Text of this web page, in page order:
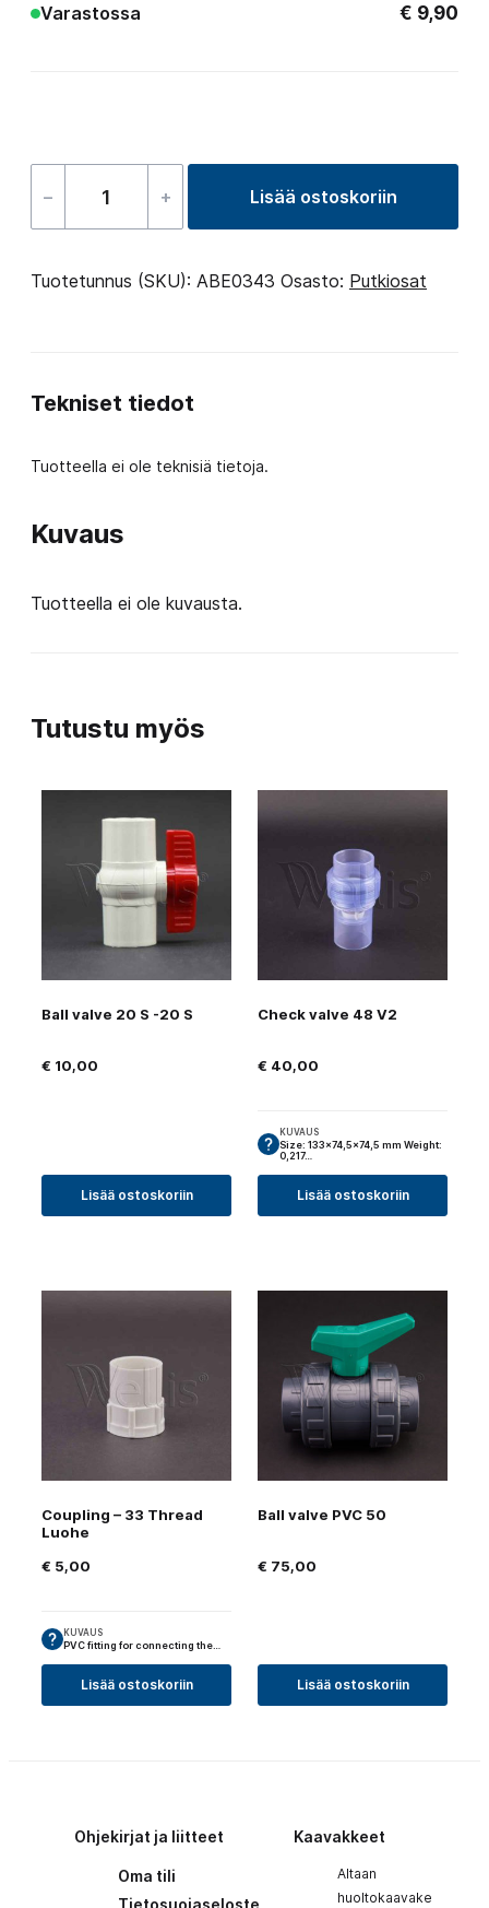
Varastossa € 9,90
–
Liitin,
48mm,
+ Lisää ostoskoriin
Tuotetunnus (SKU): ABE0343 Osasto: Putkiosat
Kuvaus
Tuotteella ei ole kuvausta.
Tekniset tiedot
Tuotteella ei ole teknisiä tietoja.
Tutustu myös
Ball valve 20 S -20 S
€ 10,00
Lisää ostoskoriin
Check valve 48 V2
€ 40,00
KUVAUS
Size: 133×74,5×74,5 mm Weight:
0,217…
Lisää ostoskoriin
Coupling – 33 Thread
Luohe
€ 5,00
KUVAUS
PVC fitting for connecting the…
Lisää ostoskoriin
Ball valve PVC 50
€ 75,00
Lisää ostoskoriin
Ohjekirjat ja liitteet
Oma tili
Tietosuojaseloste
Kaavakkeet
Altaan
huoltokaavake